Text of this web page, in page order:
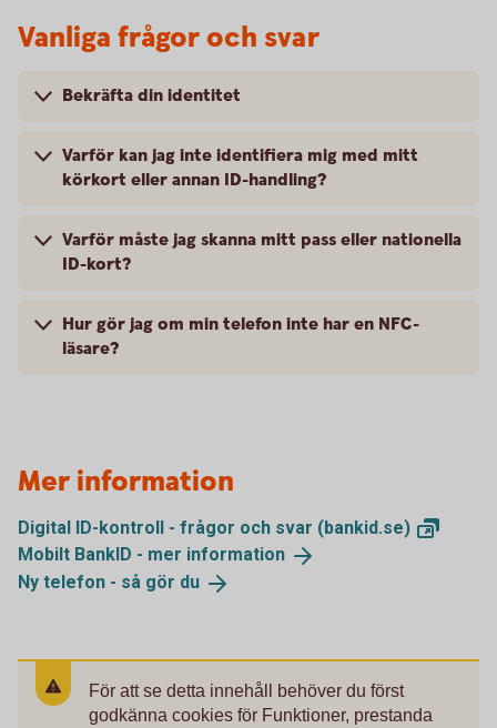
Vanliga frågor och svar
Bekräfta din identitet
Varför kan jag inte identifiera mig med mitt
körkort eller annan ID-handling?
Varför måste jag skanna mitt pass eller nationella
ID-kort?
Hur gör jag om min telefon inte har en NFC-
läsare?
Mer information
Digital ID-kontroll - frågor och svar (bankid.se)
Mobilt BankID - mer information
Ny telefon - så gör du
För att se detta innehåll behöver du först
godkänna cookies för Funktioner, prestanda